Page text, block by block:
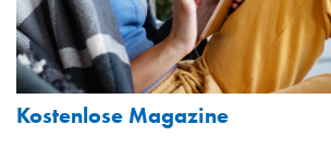
Kostenlose Magazine